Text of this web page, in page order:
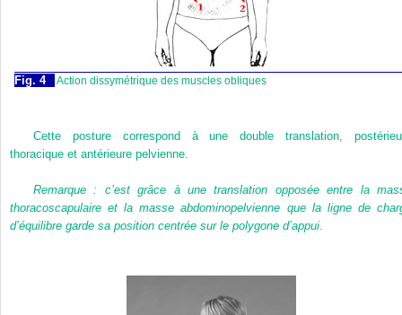
Fig. 4 Action dissymétrique des muscles obliques
Cette posture correspond à une double translation,
thoracique et antérieure pelvienne.
Remarque : c’est grâce à une translation opposée entre la
thoracoscapulaire et la masse abdominopelvienne que la ligne de
d’équilibre garde sa position centrée sur le polygone d’appui.